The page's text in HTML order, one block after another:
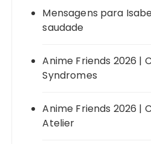
Mensagens para
saudade
Anime Friends 2026 |
Syndromes
Anime Friends 2026 |
Atelier